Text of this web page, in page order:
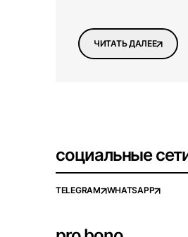
ЧИТАТЬ ДАЛЕЕ
социальные
TELEGRAM WHATSAPP